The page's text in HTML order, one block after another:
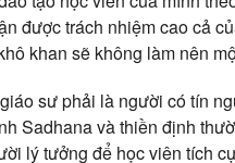
được trách nhiệm cao cả
khan sẽ không làm nên
sư phải là người có tín
Sadhana và thiền định
lý tưởng để học viên tích